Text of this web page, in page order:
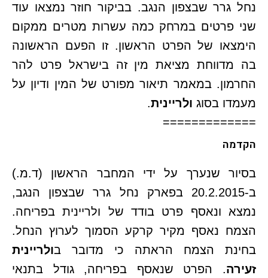
נחל גרר שבצפון הנגב. בביקור חוזר נמצאו עוד
שני פרטים במרחק כמה עשרות מטרים ממקום
הימצאו של הפרט הראשון. זו הפעם הראשונה
בה מדווחת מציאת מין זה בישראל פרט להר
החרמון. במאמר תיאור מפורט של המין ודיון על
מעמדו בסוג ולריינית.
=============
הקדמה
בסיור שנערך על ידי המחבר הראשון (ד.מ.)
ב-20.2.2015 בפארק נחל גרר שבצפון הנגב,
נמצא ונאסף פרט בודד של ולריינית בפריחה.
הצמח נאסף מקיר קרקע הסמוך לערוץ הנחל.
בחינת הצמח הראתה כי מדובר בולריינית
זעירה. הפרט שנאסף בפריחה, גודל בתנאי